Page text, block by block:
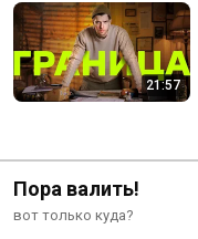
21:57
Пора валить!
вот только куда?